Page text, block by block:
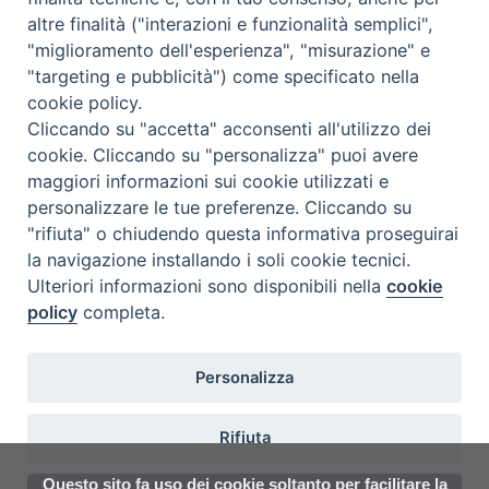
Questo sito fa uso dei cookie soltanto per facilitare la
Seminario Vescovile di Treviso
p.tta Benedetto XI, 2
31100 Treviso
Tel. 0422 324835
segreteria@itigt.it
Orario di segreteria
lunedì 17.30-19.30
martedì 17.30-19.30
mercoledì 17.30-19.30
giovedì 17.30-19.30
altre finalità ("interazioni e funzionalità semplici",
"miglioramento dell'esperienza", "misurazione" e
"targeting e pubblicità") come specificato nella
cookie policy.
Cliccando su "accetta" acconsenti all'utilizzo dei
cookie. Cliccando su "personalizza" puoi avere
maggiori informazioni sui cookie utilizzati e
personalizzare le tue preferenze. Cliccando su
"rifiuta" o chiudendo questa informativa proseguirai
la navigazione installando i soli cookie tecnici.
Ulteriori informazioni sono disponibili nellacookie
policy completa.
Personalizza
Rifiuta